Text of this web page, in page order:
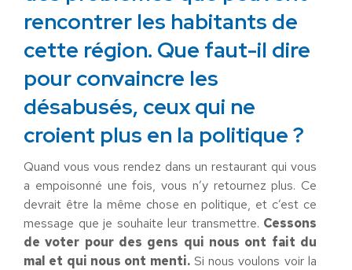
rencontrer les habitants de
cette région. Que faut-il dire
pour convaincre les
désabusés, ceux qui ne
croient plus en la politique ?
Quand vous vous rendez dans un restaurant qui vous
a empoisonné une fois, vous n’y retournez plus. Ce
devrait être la même chose en politique, et c’est ce
message que je souhaite leur transmettre. Cessons
de voter pour des gens qui nous ont fait du
mal et qui nous ont menti.Si nous voulons voir la